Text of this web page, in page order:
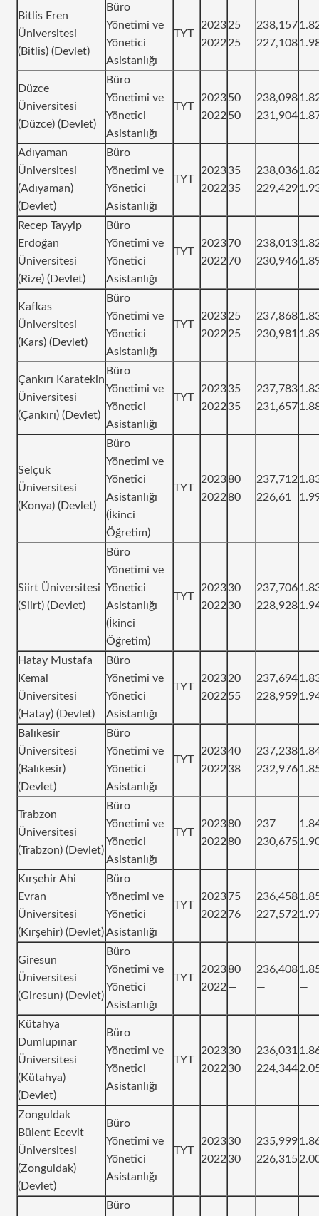
Bitlis Eren
Üniversitesi
(Bitlis) (Devlet)
Büro
Yönetimi ve
Yönetici
Asistanlığı
TYT
2023
2022
25
25
238,157
227,108
Düzce
Üniversitesi
(Düzce) (Devlet)
Büro
Yönetimi ve
Yönetici
Asistanlığı
TYT
2023
2022
50
50
238,098
231,904
Adıyaman
Üniversitesi
(Adıyaman)
(Devlet)
Büro
Yönetimi ve
Yönetici
Asistanlığı
TYT
2023
2022
35
35
238,036
229,429
Recep Tayyip
Erdoğan
Üniversitesi
(Rize) (Devlet)
Büro
Yönetimi ve
Yönetici
Asistanlığı
TYT
2023
2022
70
70
238,013
230,946
Kafkas
Üniversitesi
(Kars) (Devlet)
Büro
Yönetimi ve
Yönetici
Asistanlığı
TYT
2023
2022
25
25
237,868
230,981
Çankırı Karatekin
Üniversitesi
(Çankırı) (Devlet)
Büro
Yönetimi ve
Yönetici
Asistanlığı
TYT
2023
2022
35
35
237,783
231,657
Selçuk
Üniversitesi
(Konya) (Devlet)
Büro
Yönetimi ve
Yönetici
Asistanlığı
(İkinci
Öğretim)
TYT
2023
2022
80
80
237,712
226,61
Siirt Üniversitesi
(Siirt) (Devlet)
Büro
Yönetimi ve
Yönetici
Asistanlığı
(İkinci
Öğretim)
TYT
2023
2022
30
30
237,706
228,928
Hatay Mustafa
Kemal
Üniversitesi
(Hatay) (Devlet)
Büro
Yönetimi ve
Yönetici
Asistanlığı
TYT
2023
2022
20
55
237,694
228,959
Balıkesir
Üniversitesi
(Balıkesir)
(Devlet)
Büro
Yönetimi ve
Yönetici
Asistanlığı
TYT
2023
2022
40
38
237,238
232,976
Trabzon
Üniversitesi
(Trabzon) (Devlet)
Büro
Yönetimi ve
Yönetici
Asistanlığı
TYT
2023
2022
80
80
237
230,675
Kırşehir Ahi
Evran
Üniversitesi
(Kırşehir) (Devlet)
Büro
Yönetimi ve
Yönetici
Asistanlığı
TYT
2023
2022
75
76
236,458
227,572
Giresun
Üniversitesi
(Giresun) (Devlet)
Büro
Yönetimi ve
Yönetici
Asistanlığı
TYT
2023
2022
80
—
236,408
—
—
Kütahya
Dumlupınar
Üniversitesi
(Kütahya)
(Devlet)
Büro
Yönetimi ve
Yönetici
Asistanlığı
TYT
2023
2022
30
30
236,031
224,344
Zonguldak
Bülent Ecevit
Üniversitesi
(Zonguldak)
(Devlet)
Büro
Yönetimi ve
Yönetici
Asistanlığı
TYT
2023
2022
30
30
235,999
226,315
Büro